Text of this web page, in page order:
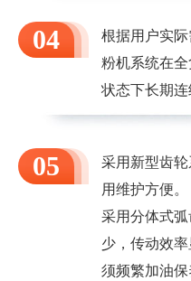
04
根据用户实
粉机系统在
状态下长期连
05
采用新型齿
用维护方便
采用分体式
少，传动效
须频繁加油保